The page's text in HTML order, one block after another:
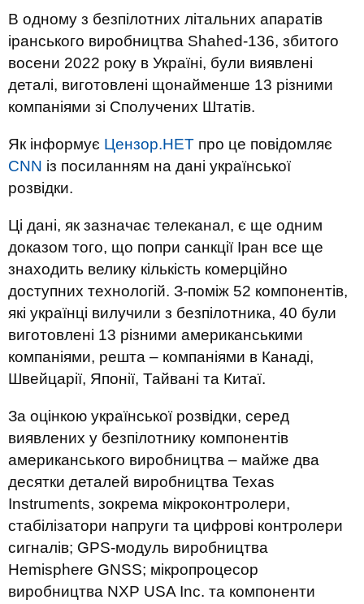
В одному з безпілотних літальних апаратів
іранського виробництва Shahed-136, збитого
восени 2022 року в Україні, були виявлені
деталі, виготовлені щонайменше 13 різними
компаніями зі Сполучених Штатів.
Як інформує Цензор.НЕТ про це повідомляє
CNN із посиланням на дані української
розвідки.
Ці дані, як зазначає телеканал, є ще одним
доказом того, що попри санкції Іран все ще
знаходить велику кількість комерційно
доступних технологій. З-поміж 52 компонентів,
які українці вилучили з безпілотника, 40 були
виготовлені 13 різними американськими
компаніями, решта – компаніями в Канаді,
Швейцарії, Японії, Тайвані та Китаї.
За оцінкою української розвідки, серед
виявлених у безпілотнику компонентів
американського виробництва – майже два
десятки деталей виробництва Texas
Instruments, зокрема мікроконтролери,
стабілізатори напруги та цифрові контролери
сигналів; GPS-модуль виробництва
Hemisphere GNSS; мікропроцесор
виробництва NXP USA Inc. та компоненти